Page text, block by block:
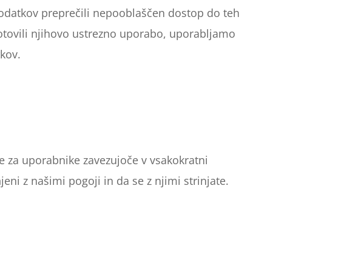
preprečili nepooblaščen dostop do teh
njihovo ustrezno uporabo, uporabljamo
uporabnike zavezujoče v vsakokratni
z našimi pogoji in da se z njimi strinjate.